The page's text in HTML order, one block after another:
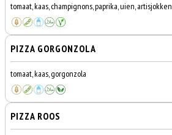
tomaat, kaas, champignons, paprika, uien, artisjokken
PIZZA GORGONZOLA
tomaat, kaas, gorgonzola
PIZZA ROOS